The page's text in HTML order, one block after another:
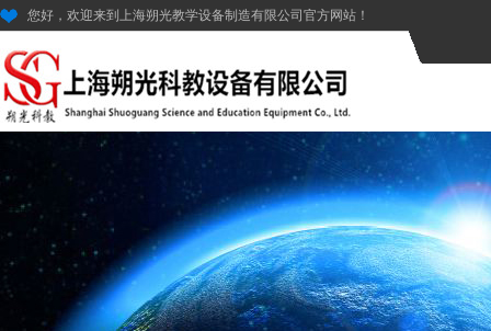
您好，欢迎来到上海朔光教学设备制造有限公司官方网站！